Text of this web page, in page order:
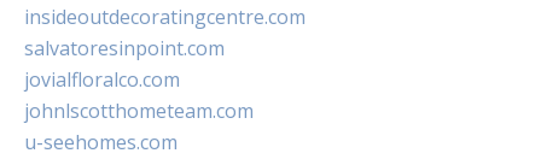
insideoutdecoratingcentre.com
salvatoresinpoint.com
jovialfloralco.com
johnlscotthometeam.com
u-seehomes.com